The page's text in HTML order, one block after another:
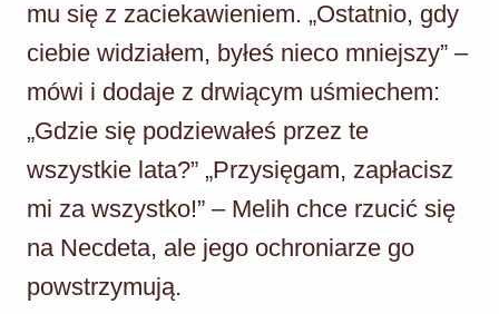
mu się z zaciekawieniem. „Ostatnio, gdy
ciebie widziałem, byłeś nieco mniejszy” –
mówi i dodaje z drwiącym uśmiechem:
„Gdzie się podziewałeś przez te
wszystkie lata?” „Przysięgam, zapłacisz
mi za wszystko!” – Melih chce rzucić się
na Necdeta, ale jego ochroniarze go
powstrzymują.